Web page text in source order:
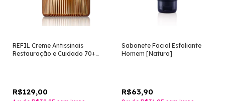
REFIL Creme Antissinais
Restauração e Cuidado 70+
R$129,00
Sabonete Facial Esfoliante
Homem [Natura]
R$63,90